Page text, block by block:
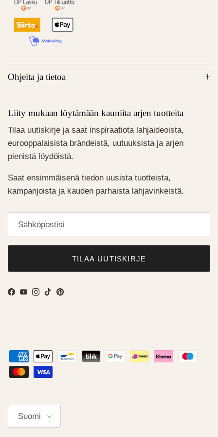
Ohjeita ja tietoa
Liity mukaan löytämään kauniita arjen tuotteita
Tilaa uutiskirje ja saat inspiraatiota lahjaideoista,
eurooppalaisista brändeistä, uutuuksista ja arjen
pienistä löydöistä.
Saat ensimmäisenä tiedon uusista tuotteista,
kampanjoista ja kauden parhaista lahjavinkeistä.
TILAA UUTISKIRJE
Facebook
YouTube
Instagram
TikTokPinterest
Suomi